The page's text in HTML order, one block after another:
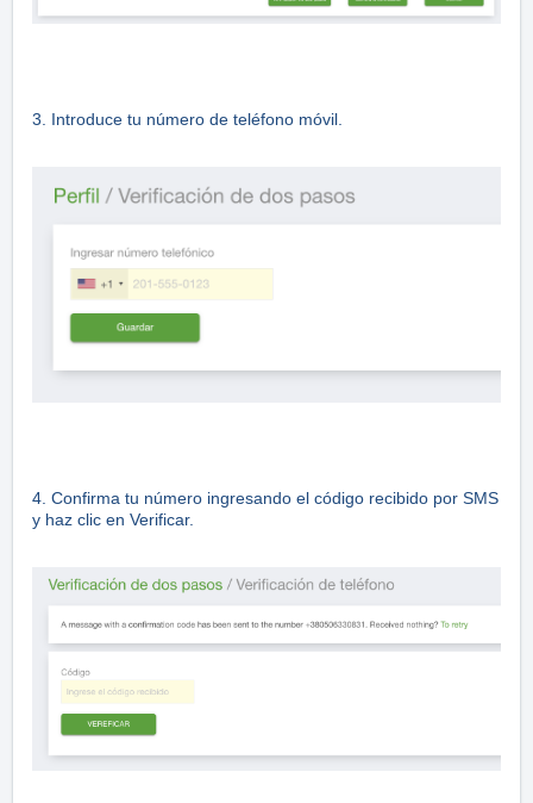
3. Introduce tu número de teléfono móvil.
4. Confirma tu número ingresando el código recibido por SMS
y haz clic en Verificar.